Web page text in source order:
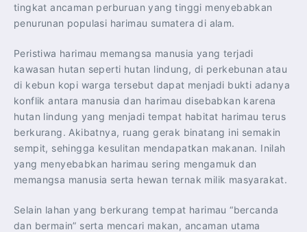
tingkat ancaman perburuan yang tinggi menyebabkan
penurunan populasi harimau sumatera di alam.
Peristiwa harimau memangsa manusia yang terjadi
kawasan hutan seperti hutan lindung, di perkebunan atau
di kebun kopi warga tersebut dapat menjadi bukti adanya
konflik antara manusia dan harimau disebabkan karena
hutan lindung yang menjadi tempat habitat harimau terus
berkurang. Akibatnya, ruang gerak binatang ini semakin
sempit, sehingga kesulitan mendapatkan makanan. Inilah
yang menyebabkan harimau sering mengamuk dan
memangsa manusia serta hewan ternak milik masyarakat.
Selain lahan yang berkurang tempat harimau “bercanda
dan bermain” serta mencari makan, ancaman utama